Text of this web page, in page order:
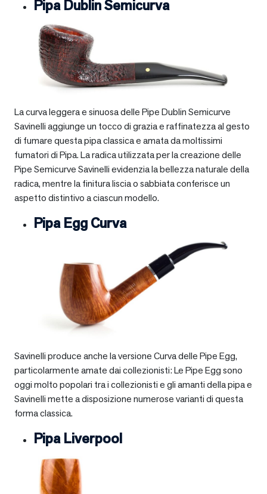
Pipa Dublin Semicurva
La curva leggera e sinuosa delle Pipe Dublin Semicurve
Savinelli aggiunge un tocco di grazia e raffinatezza al gesto
di fumare questa pipa classica e amata da moltissimi
fumatori di Pipa. La radica utilizzata per la creazione delle
Pipe Semicurve Savinelli evidenzia la bellezza naturale della
radica, mentre la finitura liscia o sabbiata conferisce un
aspetto distintivo a ciascun modello.
Pipa Egg Curva
Savinelli produce anche la versione Curva delle Pipe Egg,
particolarmente amate dai collezionisti: Le Pipe Egg sono
oggi molto popolari tra i collezionisti e gli amanti della pipa e
Savinelli mette a disposizione numerose varianti di questa
forma classica.
Pipa Liverpool